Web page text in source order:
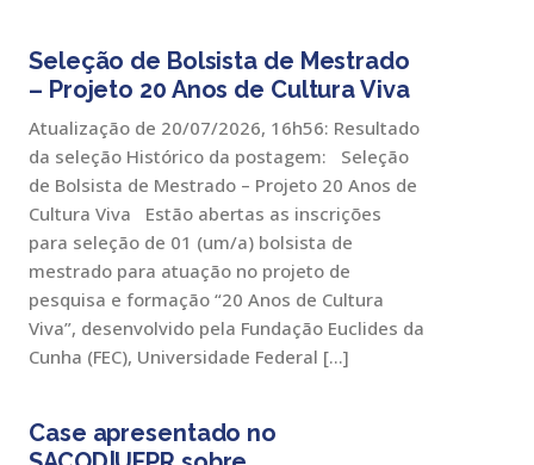
Seleção de Bolsista de Mestrado
– Projeto 20 Anos de Cultura Viva
Atualização de 20/07/2026, 16h56: Resultado
da seleção Histórico da postagem: Seleção
de Bolsista de Mestrado – Projeto 20 Anos de
Cultura Viva Estão abertas as inscrições
para seleção de 01 (um/a) bolsista de
mestrado para atuação no projeto de
pesquisa e formação “20 Anos de Cultura
Viva”, desenvolvido pela Fundação Euclides da
Cunha (FEC), Universidade Federal […]
Case apresentado no